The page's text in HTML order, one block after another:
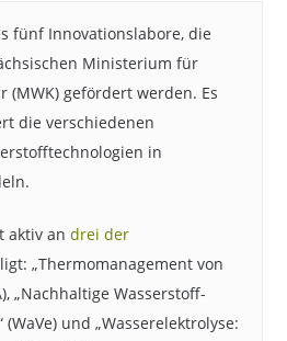
fünf Innovationslabore, die
Ministerium für
(MWK) gefördert werden. Es
die verschiedenen
in
aktiv andrei der
„Thermomanagement von
„Nachhaltige Wasserstoff-
und „Wasserelektrolyse: